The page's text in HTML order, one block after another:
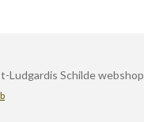
Ludgardis Schilde webshop